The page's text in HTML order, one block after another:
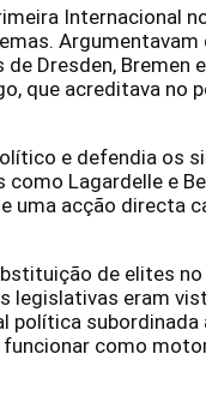
Internacional
Argumentavam
Dresden, Bremen
que acreditava no
e defendia os
Lagardelle e
acção directa
de elites
legislativas eram
política
funcionar como